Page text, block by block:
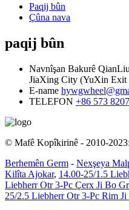
Paqij bûn
Çûna nava
paqij bûn
Navnîşan Bakurê
JiaXing City (YuXin Exit
E-name
TELEFON +86 573
© Mafê Kopîkirinê - 2010-
Berhemên Germ - Nexşeya
Kilîta Ajokar, 14.00-25/1.5
Liebherr Otr 3-Pc Çerx Ji Bo
25/2.5 Liebherr Otr 3-Pc Rim